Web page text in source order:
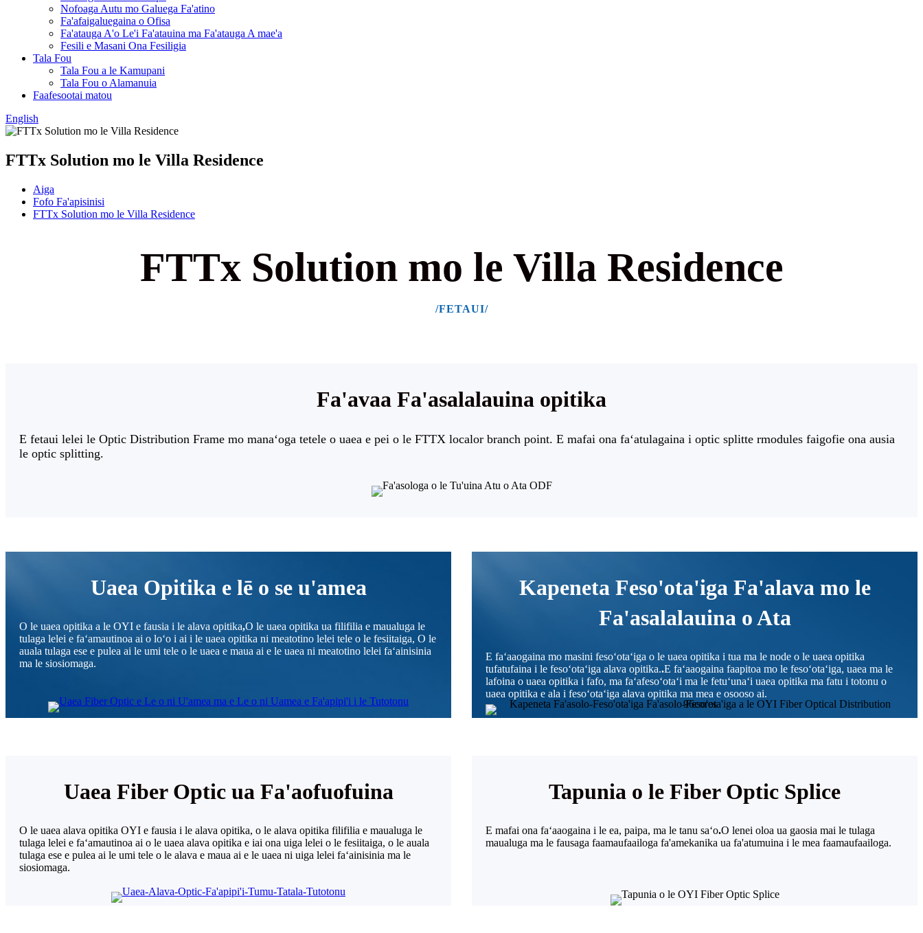
Nofoaga Autu mo Galuega Fa'atino
Fa'afaigaluegaina o Ofisa
Fa'atauga A'o Le'i Fa'atauina ma Fa'atauga A mae'a
Fesili e Masani Ona Fesiligia
Tala Fou
Tala Fou a le Kamupani
Tala Fou o Alamanuia
Faafesootai matou
English
FTTx Solution mo le Villa Residence
Aiga
Fofo Fa'apisinisi
FTTx Solution mo le Villa Residence
FTTx Solution mo le Villa Residence
/FETAUI/
Fa'avaa Fa'asalalauina opitika
E fetaui lelei le Optic Distribution Frame mo manaʻoga tetele o uaea e pei o le FTTX localor branch point. E mafai ona faʻatulagaina i optic splitte rmodules faigofie ona ausia
le optic splitting.
Uaea Opitika e lē o se u'amea
O le uaea opitika a le OYI e fausia i le alava opitika,O le uaea opitika ua filifilia e maualuga le
tulaga lelei e faʻamautinoa ai o loʻo i ai i le uaea opitika ni meatotino lelei tele o le fesiitaiga, O le
auala tulaga ese e pulea ai le umi tele o le uaea e maua ai e le uaea ni meatotino lelei faʻainisinia
ma le siosiomaga.
Kapeneta Feso'ota'iga Fa'alava mo le
Fa'asalalauina o Ata
E faʻaaogaina mo masini fesoʻotaʻiga o le uaea opitika i tua ma le node o le uaea opitika
tufatufaina i le fesoʻotaʻiga alava opitika..E faʻaaogaina faapitoa mo le fesoʻotaʻiga, uaea ma le
lafoina o uaea opitika i fafo, ma faʻafesoʻotaʻi ma le fetuʻunaʻi uaea opitika ma fatu i totonu o
uaea opitika e ala i fesoʻotaʻiga alava opitika ma mea e osooso ai.
Uaea Fiber Optic ua Fa'aofuofuina
O le uaea alava opitika OYI e fausia i le alava opitika, o le alava opitika filifilia e maualuga le
tulaga lelei e faʻamautinoa ai o le uaea alava opitika e iai ona uiga lelei o le fesiitaiga, o le auala
tulaga ese e pulea ai le umi tele o le alava e maua ai e le uaea ni uiga lelei faʻainisinia ma le
siosiomaga.
Tapunia o le Fiber Optic Splice
E mafai ona faʻaaogaina i le ea, paipa, ma le tanu saʻo.O lenei oloa ua gaosia mai le tulaga
maualuga ma le fausaga faamaufaailoga fa'amekanika ua fa'atumuina i le mea faamaufaailoga.